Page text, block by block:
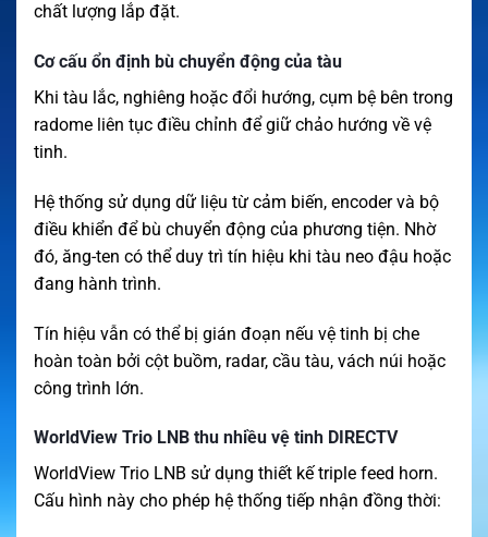
chất lượng lắp đặt.
Cơ cấu ổn định bù chuyển động của tàu
Khi tàu lắc, nghiêng hoặc đổi hướng, cụm bệ bên trong
radome liên tục điều chỉnh để giữ chảo hướng về vệ
tinh.
Hệ thống sử dụng dữ liệu từ cảm biến, encoder và bộ
điều khiển để bù chuyển động của phương tiện. Nhờ
đó, ăng-ten có thể duy trì tín hiệu khi tàu neo đậu hoặc
đang hành trình.
Tín hiệu vẫn có thể bị gián đoạn nếu vệ tinh bị che
hoàn toàn bởi cột buồm, radar, cầu tàu, vách núi hoặc
công trình lớn.
WorldView Trio LNB thu nhiều vệ tinh DIRECTV
WorldView Trio LNB sử dụng thiết kế triple feed horn.
Cấu hình này cho phép hệ thống tiếp nhận đồng thời: